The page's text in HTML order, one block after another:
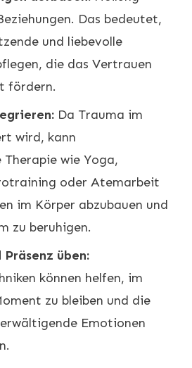
Das bedeutet,
und liebevolle
die das Vertrauen
fördern.
Da Trauma im
wird, kann
wie Yoga,
oder Atemarbeit
im Körper abzubauen und
zu beruhigen.
üben:
können helfen, im
zu bleiben und die
Emotionen